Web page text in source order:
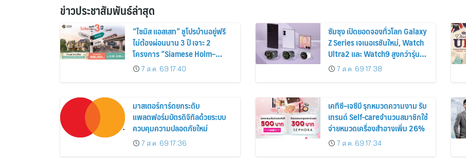
ข่าวประชาสัมพันธ์ล่าสุด
“ไซมิส แอสเสท” ชูโปรบ้านอยู่ฟรี
ไม่ต้องผ่อนนาน 3 ปี เจาะ 2
โครงการ “Siamese Holm–
Siamese Blossom” พร้อม
ส่วนลดและสิทธิพิเศษถึง 31
7 ส.ค. 69 17:40
ซัมซุง เปิดยอดจองทั่วโลก Galaxy
Z Series เจเนอเรชันใหม่, Watch
Ultra2 และ Watch9 สูงกว่ารุ่น
ก่อนหน้ากว่า 30%
7 ส.ค. 69 17:38
มาสเตอร์การ์ดยกระดับ
แพลตฟอร์มบัตรดิจิทัลด้วยระบบ
ควบคุมความปลอดภัยใหม่
7 ส.ค. 69 17:36
เคทีซี–เจซีบี รุกหมวดความงาม รับ
เทรนด์ Self-careจำนวนสมาชิกใช้
จ่ายหมวดเครื่องสำอางเพิ่ม 26%
7 ส.ค. 69 17:34